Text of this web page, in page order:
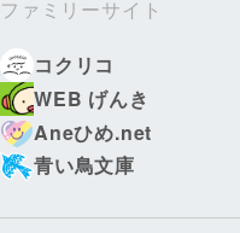
ファミリーサイト
コクリコ
WEB げんき
Aneひめ.net
青い鳥文庫